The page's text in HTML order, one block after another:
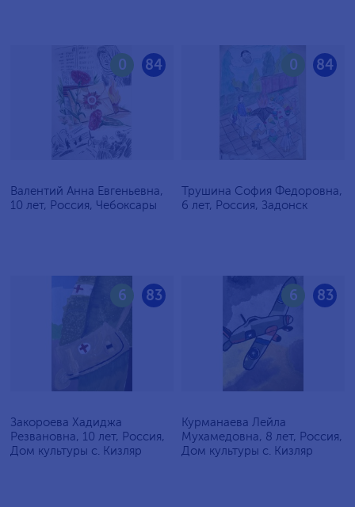
84
0
Валентий Анна Евгеньевна,
10 лет, Россия, Чебоксары
84
0
Трушина София Федоровна,
6 лет, Россия, Задонск
83
6
Закороева Хадиджа
Резвановна, 10 лет, Россия,
Дом культуры с. Кизляр
83
6
Курманаева Лейла
Мухамедовна, 8 лет, Россия,
Дом культуры с. Кизляр